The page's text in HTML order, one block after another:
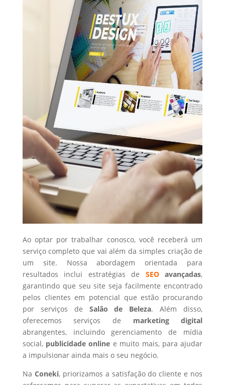
Ao optar por trabalhar conosco, você receberá um
serviço completo que vai além da simples criação de
um site. Nossa abordagem orientada para
resultados inclui estratégias de SEOavançadas,
garantindo que seu site seja facilmente encontrado
pelos clientes em potencial que estão procurando
por serviços de Salão de Beleza. Além disso,
oferecemos serviços de marketing digital
abrangentes, incluindo gerenciamento de mídia
social, publicidade online e muito mais, para ajudar
a impulsionar ainda mais o seu negócio.
Na Coneki, priorizamos a satisfação do cliente e nos